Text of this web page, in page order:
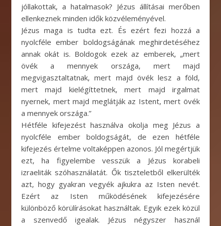
jóllakottak, a hatalmasok? Jézus állításai merőben
ellenkeznek minden idők közvéleményével.
Jézus maga is tudta ezt. És ezért fezi hozzá a
nyolcféle ember boldogságának meghirdetéséhez
annak okát is. Boldogok ezek az emberek, „mert
övék a mennyek országa, mert majd
megvigasztaltatnak, mert majd övék lesz a föld,
mert majd kielégíttetnek, mert majd irgalmat
nyernek, mert majd meglátják az Istent, mert övék
a mennyek országa.”
Hétféle kifejezést használva okolja meg Jézus a
nyolcféle ember boldogságát, de ezen hétféle
kifejezés értelme voltaképpen azonos. Jól megértjük
ezt, ha figyelembe vesszük a Jézus korabeli
izraeliták szóhasználatát. Ők tiszteletből elkerülték
azt, hogy gyakran vegyék ajkukra az Isten nevét.
Ezért az Isten működésének kifejezésére
különböző körülírásokat használtak. Egyik ezek közül
a szenvedő igealak. Jézus négyszer használ